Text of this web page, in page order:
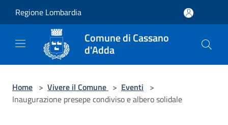
Regione Lombardia
Comune di Cassano
d'Adda
Home > Vivere il Comune > Eventi >
Inaugurazione presepe condiviso e albero solidale